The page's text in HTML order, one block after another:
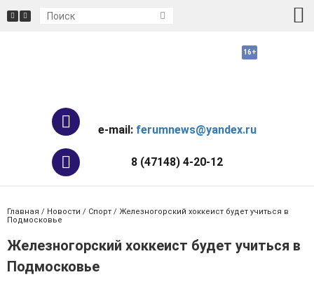
e-mail: ferumnews@yandex.ru
8 (47148) 4-20-12
Главная / Новости / Спорт / Железногорский хоккеист будет учиться в
Подмосковье
Железногорский хоккеист будет учиться в
Подмосковье